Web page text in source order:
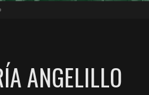
ANGELILLO